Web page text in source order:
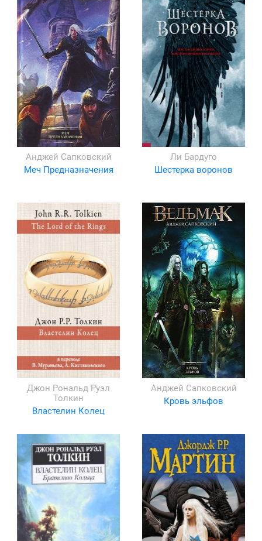
Анджей Сапковский
Меч Предназначения
Ли Бардуго
Шестерка воронов
Джон Рональд Руэл
Толкин
Властелин Колец
Анджей Сапковский
Кровь эльфов